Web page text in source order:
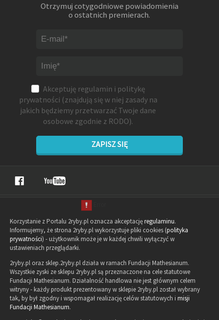
Otrzymuj cotygodniowe powiadomienia
o ostatnich premierach.
Akceptuję regulamin i politykę
prywatności (znajdują się w niej zasady na
jakich będziemy przetwarzać Twoje dane
osobowe zgodnie z RODO).
ZAPISZ SIĘ
Korzystanie z Portalu 2ryby.pl oznacza akceptacjęregulaminu.
Informujemy, że strona 2ryby.pl wykorzystuje pliki cookies (polityka
prywatności) - użytkownik może je w każdej chwili wyłączyć w
ustawieniach przeglądarki.
2ryby.pl oraz sklep.2ryby.pl działa w ramach Fundacji Mathesianum.
Wszystkie zyski ze sklepu 2ryby.pl są przeznaczone na cele statutowe
Fundacji Mathesianum. Działalność handlowa nie jest głównym celem
witryny - każdy produkt prezentowany w sklepie 2ryby.pl został wybrany
tak, by był zgodny i wspomagał realizację celów statutowych i misji
Fundacji Mathesianum.